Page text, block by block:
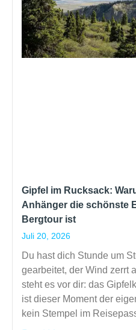
Gipfel im Rucksack:
Anhänger die schönste
Bergtour ist
Juli 20, 2026
Du hast dich Stunde um
gearbeitet, der Wind zerrt
steht es vor dir: das
ist dieser Moment der
kein Stempel im